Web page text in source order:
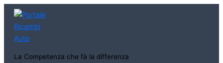
contenuto
La Competenza che fà la differenza